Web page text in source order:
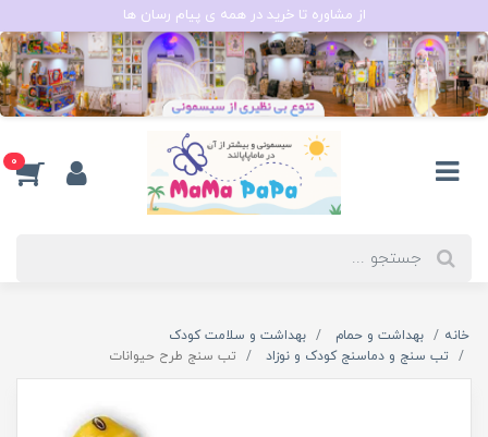
از مشاوره تا خرید در همه ی پیام رسان ها
0
خانه بهداشت و حمام
بهداشت و سلامت کودک
تب سنج و دماسنج کودک و نوزاد
تب سنج طرح حیوانات